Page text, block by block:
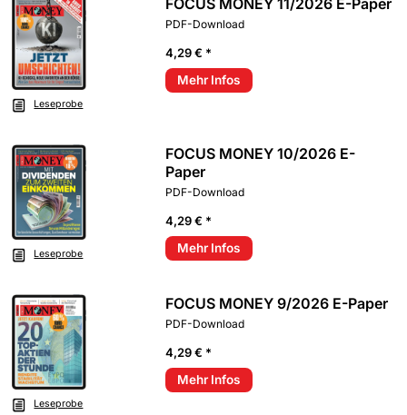
Leseprobe
FOCUS MONEY 11/2026 E-Paper
PDF-Download
4,29 € *
Mehr Infos
Leseprobe
FOCUS MONEY 10/2026 E-
Paper
PDF-Download
4,29 € *
Mehr Infos
Leseprobe
FOCUS MONEY 9/2026 E-Paper
PDF-Download
4,29 € *
Mehr Infos